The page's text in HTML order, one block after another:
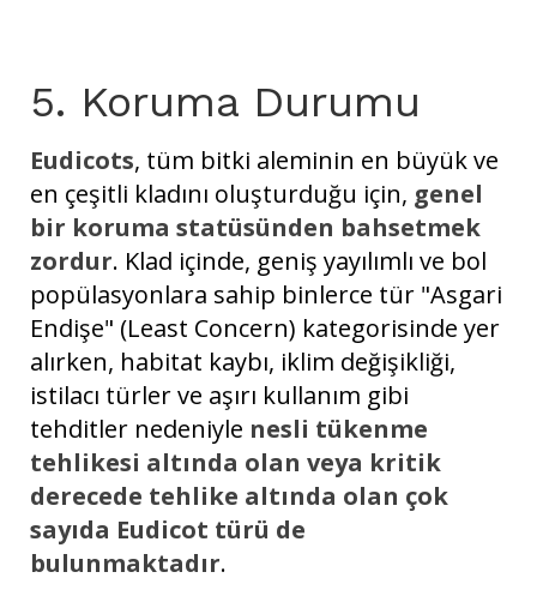
5. Koruma Durumu
Eudicots, tüm bitki aleminin en büyük ve
en çeşitli kladını oluşturduğu için, genel
bir koruma statüsünden bahsetmek
zordur. Klad içinde, geniş yayılımlı ve bol
popülasyonlara sahip binlerce tür "Asgari
Endişe" (Least Concern) kategorisinde yer
alırken, habitat kaybı, iklim değişikliği,
istilacı türler ve aşırı kullanım gibi
tehditler nedeniyle nesli tükenme
tehlikesi altında olan veya kritik
derecede tehlike altında olan çok
sayıda Eudicot türü de
bulunmaktadır.